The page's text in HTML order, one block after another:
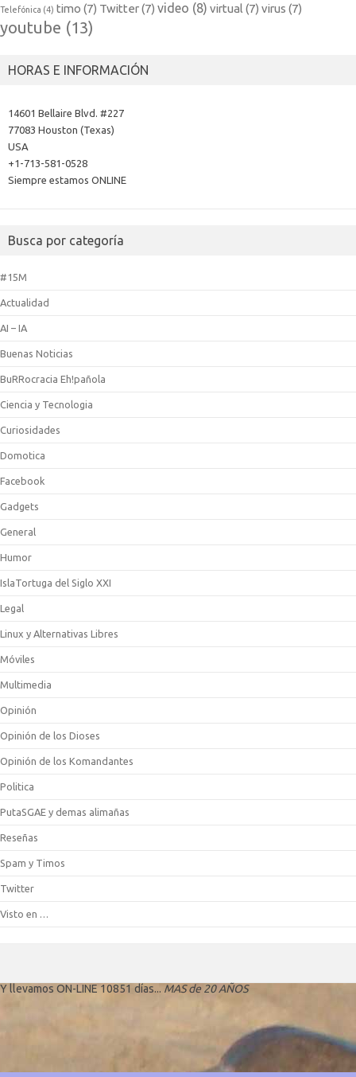
Telefónica (4) timo (7) Twitter(7) video (8) virtual (7) virus (7)
youtube (13)
HORAS E INFORMACIÓN
14601 Bellaire Blvd. #227
77083 Houston (Texas)
USA
+1-713-581-0528
Siempre estamos ONLINE
Busca por categoría
#15M
Actualidad
AI – IA
Buenas Noticias
BuRRocracia Eh!pañola
Ciencia y Tecnologia
Curiosidades
Domotica
Facebook
Gadgets
General
Humor
IslaTortuga del Siglo XXI
Legal
Linux y Alternativas Libres
Móviles
Multimedia
Opinión
Opinión de los Dioses
Opinión de los Komandantes
Politica
PutaSGAE y demas alimañas
Reseñas
Spam y Timos
Twitter
Visto en …
Y llevamos ON-LINE 10851 días... MAS de 20 AÑOS